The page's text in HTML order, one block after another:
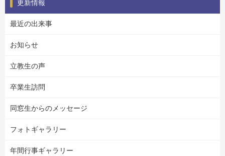
更新情報
最近の出来事
お知らせ
立教生の声
卒業生訪問
同窓生からのメッセージ
フォトギャラリー
年間行事ギャラリー